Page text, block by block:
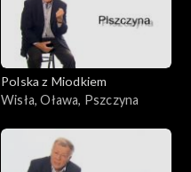
Polska z Miodkiem
Wisła, Oława, Pszczyna